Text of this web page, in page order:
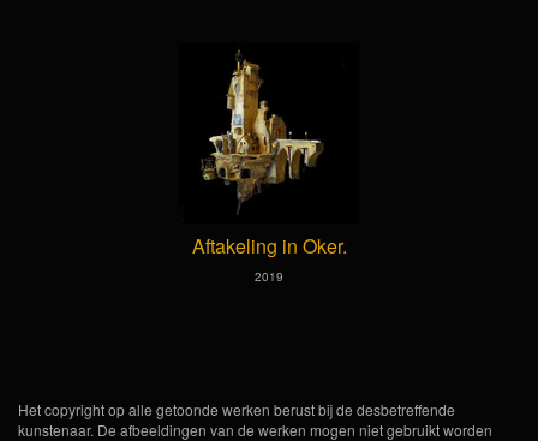
Aftakeling in Oker.
2019
Het copyright op alle getoonde werken berust bij de desbetreffende
kunstenaar. De afbeeldingen van de werken mogen niet gebruikt worden